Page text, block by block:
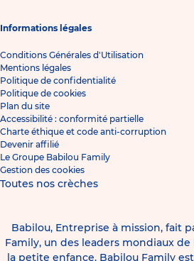
Informations légales
Conditions Générales d'Utilisation
Mentions légales
Politique de confidentialité
Politique de cookies
Plan du site
Accessibilité : conformité partielle
Charte éthique et code anti-corruption
Devenir affilié
Le Groupe Babilou Family
Gestion des cookies
Toutes nos crèches
Babilou, Entreprise à mission, fait
Family, un des leaders mondiaux de
la petite enfance. Babilou Family